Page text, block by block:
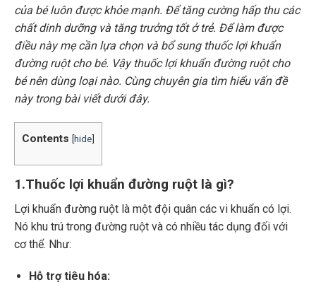
của bé luôn được khỏe mạnh. Để tăng cường hấp thu các
chất dinh dưỡng và tăng trưởng tốt ở trẻ. Để làm được
điều này mẹ cần lựa chọn và bổ sung thuốc lợi khuẩn
đường ruột cho bé. Vậy thuốc lợi khuẩn đường ruột cho
bé nên dùng loại nào. Cùng chuyên gia tìm hiểu vấn đề
này trong bài viết dưới đây.
Contents [hide]
1.Thuốc lợi khuẩn đường ruột là gì?
Lợi khuẩn đường ruột là một đội quân các vi khuẩn có lợi.
Nó khu trú trong đường ruột và có nhiều tác dụng đối với
cơ thể. Như:
Hỗ trợ tiêu hóa: